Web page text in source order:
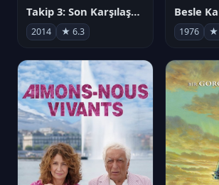
Takip 3: Son Karşılaşma
2014 ★ 6.3
Besle
1976 ★